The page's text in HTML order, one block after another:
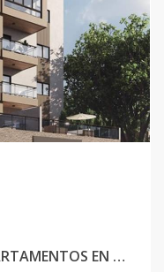
2 2
2 1
MODERNO PROYECTO DE APARTAMENTOS EN ARROYO HONDO VIEJO PROXIMO A BODY SHOP